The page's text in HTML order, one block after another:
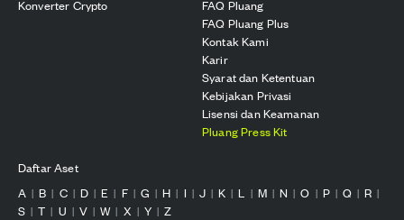
Konverter Crypto
FAQ Pluang
FAQ Pluang Plus
Kontak Kami
Karir
Syarat dan Ketentuan
Kebijakan Privasi
Lisensi dan Keamanan
Pluang Press Kit
Daftar Aset
A | B | C | D | E | F | G | H | I | J | K | L | M | N | O | P | Q | R |
S | T | U | V | W | X | Y | Z